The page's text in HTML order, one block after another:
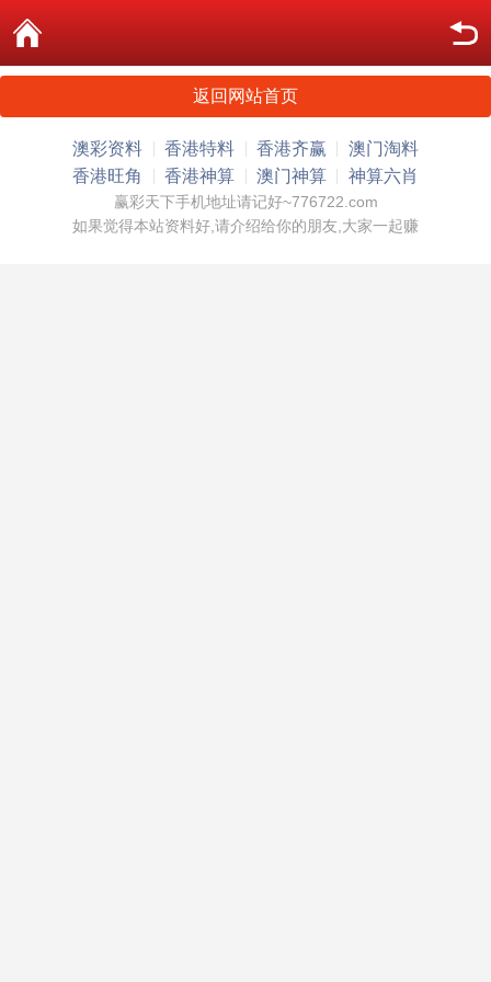
返回网站首页
澳彩资料 香港特料 香港齐赢
澳门淘料
香港旺角
香港神算 澳门神算 神算六肖
赢彩天下手机地址请记好~776722.com
如果觉得本站资料好,请介绍给你的朋友,大家一起赚